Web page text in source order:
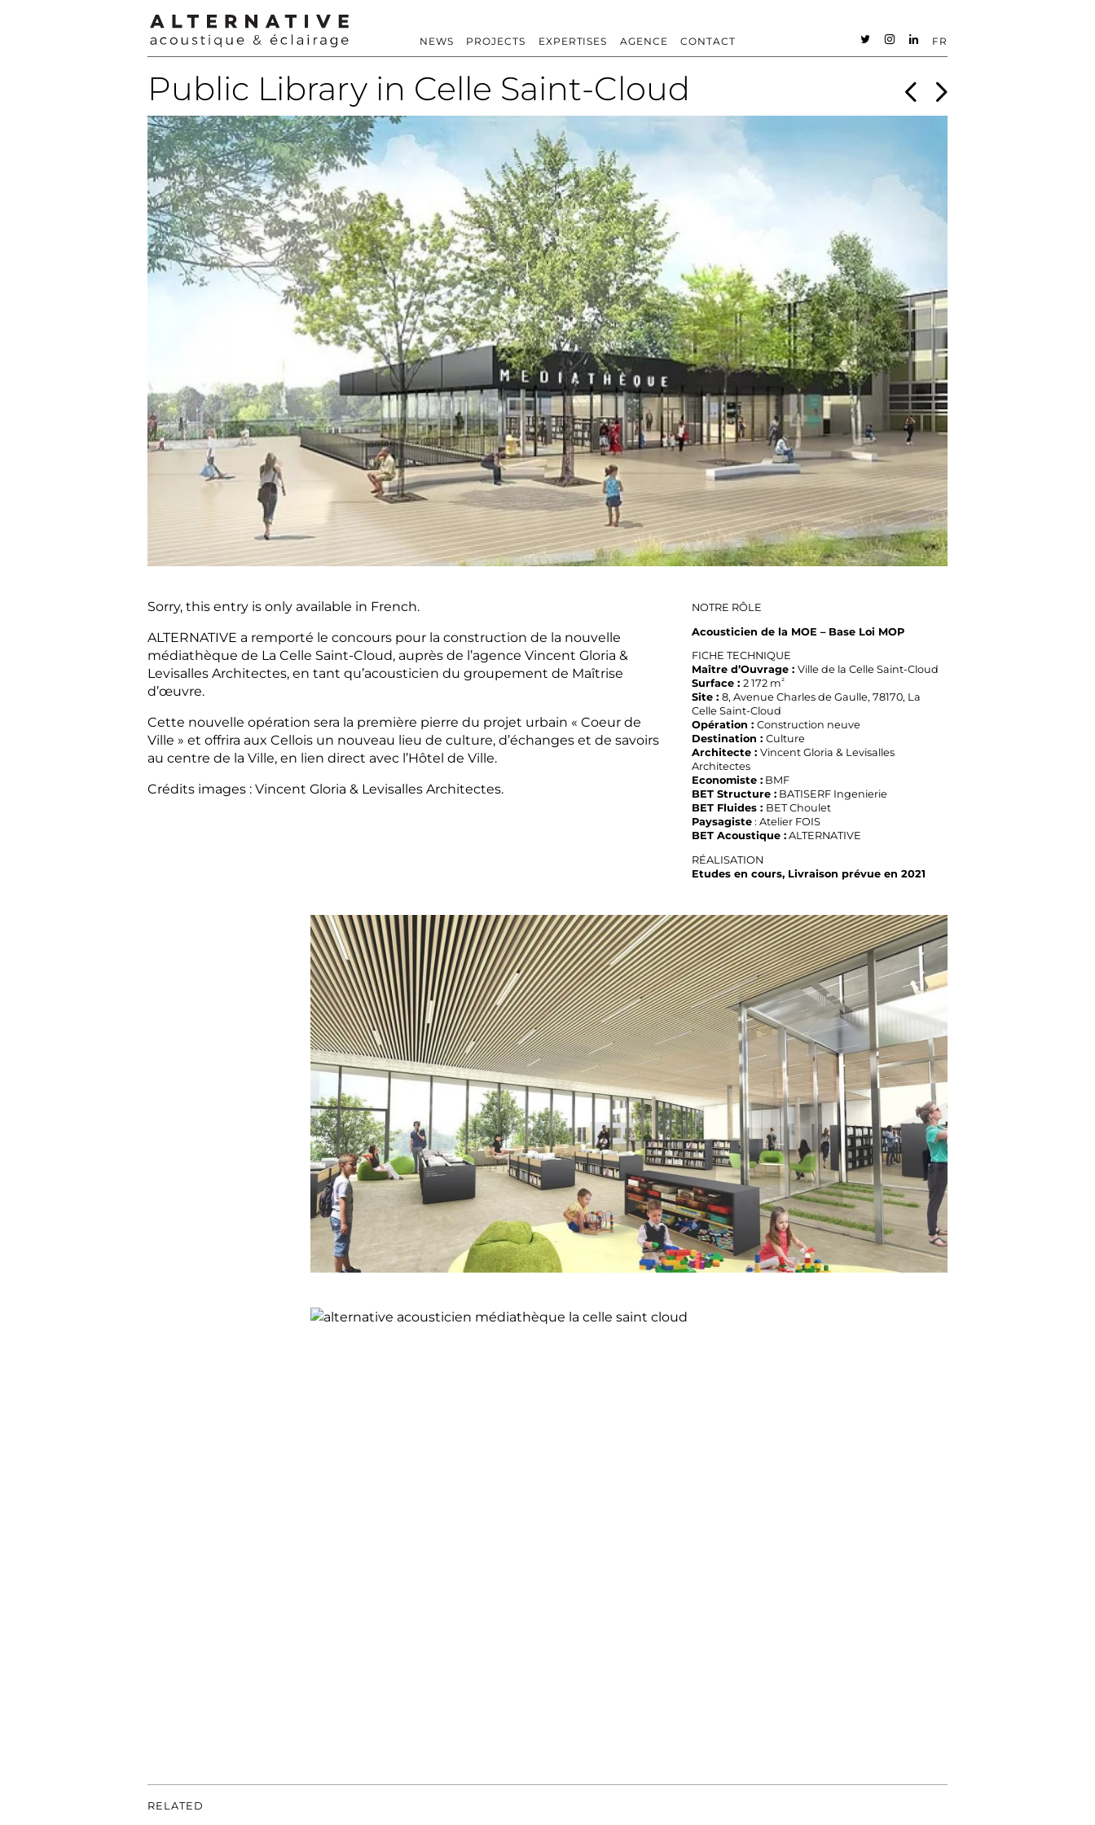
NEWS PROJECTS EXPERTISES AGENCE CONTACT FR
t i n
Public Library in Celle Saint-Cloud < >
Sorry, this entry is only available in French.
ALTERNATIVE a remporté le concours pour la construction de la nouvelle
médiathèque de La Celle Saint-Cloud, auprès de l’agence Vincent Gloria &
Levisalles Architectes, en tant qu’acousticien du groupement de Maîtrise
d’œuvre.
Cette nouvelle opération sera la première pierre du projet urbain « Coeur de
Ville » et offrira aux Cellois un nouveau lieu de culture, d’échanges et de savoirs
au centre de la Ville, en lien direct avec l’Hôtel de Ville.
Crédits images : Vincent Gloria & Levisalles Architectes.
NOTRE RÔLE
Acousticien de la MOE – Base Loi MOP
FICHE TECHNIQUE
Maître d’Ouvrage : Ville de la Celle Saint-Cloud
Surface : 2 172 m²
Site : 8, Avenue Charles de Gaulle, 78170, La
Celle Saint-Cloud
Opération : Construction neuve
Destination : Culture
Architecte : Vincent Gloria & Levisalles
Architectes
Economiste : BMF
BET Structure : BATISERF Ingenierie
BET Fluides : BET Choulet
Paysagiste : Atelier FOIS
BET Acoustique : ALTERNATIVE
RÉALISATION
Etudes en cours, Livraison prévue en 2021
RELATED